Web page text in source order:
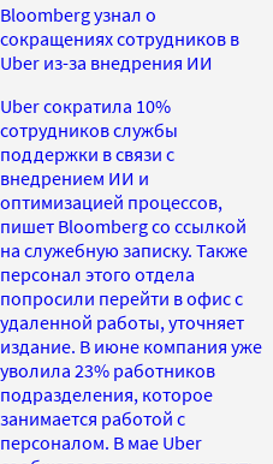
Bloomberg узнал о
сокращениях сотрудников в
Uber из-за внедрения ИИ
Uber сократила 10%
сотрудников службы
поддержки в связи с
внедрением ИИ и
оптимизацией процессов,
пишет Bloomberg со ссылкой
на служебную записку. Также
персонал этого отдела
попросили перейти в офис с
удаленной работы, уточняет
издание. В июне компания уже
уволила 23% работников
подразделения, которое
занимается работой с
персоналом. В мае Uber